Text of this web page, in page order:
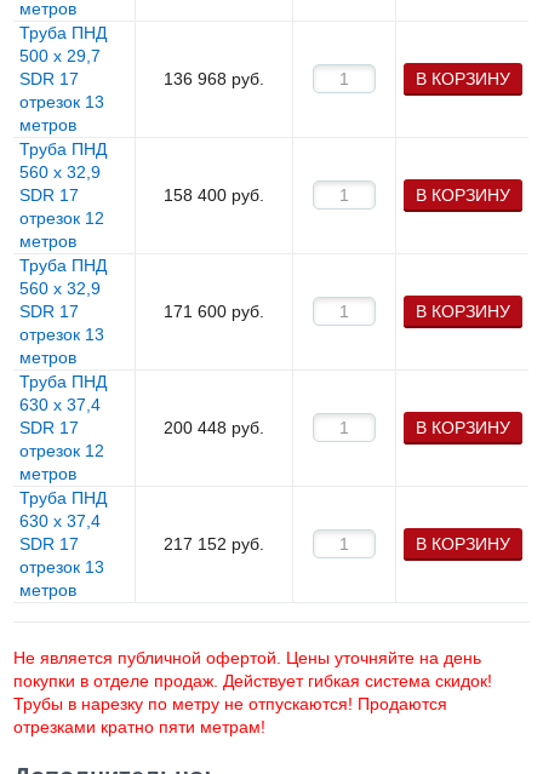
метров
Труба ПНД
500 х 29,7
SDR 17
отрезок 13
метров
136 968 руб. В КОРЗИНУ
Труба ПНД
560 х 32,9
SDR 17
отрезок 12
метров
158 400 руб. В КОРЗИНУ
Труба ПНД
560 х 32,9
SDR 17
отрезок 13
метров
171 600 руб. В КОРЗИНУ
Труба ПНД
630 х 37,4
SDR 17
отрезок 12
метров
200 448 руб. В КОРЗИНУ
Труба ПНД
630 х 37,4
SDR 17
отрезок 13
метров
217 152 руб. В КОРЗИНУ
Не является публичной офертой. Цены уточняйте на день
покупки в отделе продаж. Действует гибкая система скидок!
Трубы в нарезку по метру не отпускаются! Продаются
отрезками кратно пяти метрам!